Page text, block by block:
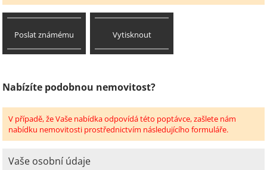
Poslat známému Vytisknout
Nabízíte podobnou nemovitost?
V případě, že Vaše nabídka odpovídá této poptávce, zašlete nám
nabídku nemovitosti prostřednictvím následujícího formuláře.
Vaše osobní údaje